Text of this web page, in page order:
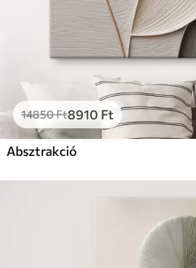
14850Ft8910 Ft
Absztrakció